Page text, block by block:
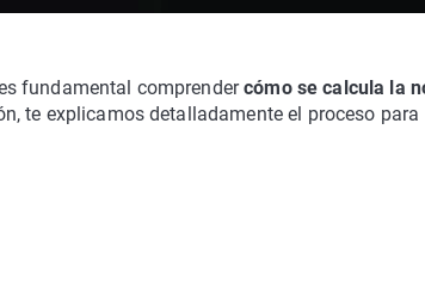
fundamental comprendercómo se calcula la
te explicamos detalladamente el proceso para